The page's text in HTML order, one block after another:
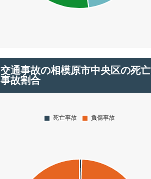
交通事故の相模原市中央区の死亡
事故割合